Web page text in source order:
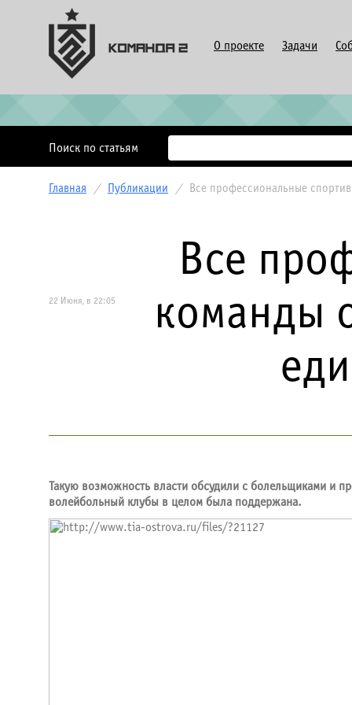
О проекте Задачи
Поиск по статьям
Главная / Публикации / Все профессиональные
22 Июня, в 22:05
Все
команды
Такую возможность власти обсудили с болельщиками и
волейбольный клубы в целом была поддержана.